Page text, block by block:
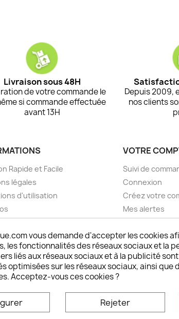
Livraison sous 48H
de votre commande le
si commande effectuée
avant 13H
Depuis 2009,
nos clients
Rapide et Facile
légales
d'utilisation
et remboursements
DOM TOM et outremer
personnaliser son
nous
site
VOTRE
Suivi de
Connexion
Créez votre
Mes alertes
vous demande d'accepter les cookies
les fonctionnalités des réseaux sociaux et la
liés aux réseaux sociaux et à la publicité
optimisées sur les réseaux sociaux, ainsi que
Acceptez-vous ces cookies ?
Rejeter